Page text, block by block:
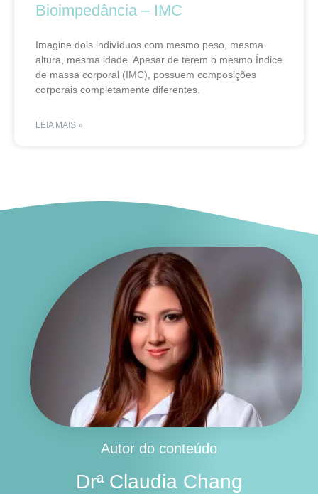
Bioimpedância – IMC
Imagine dois indivíduos com mesmo peso, mesma
altura, mesma idade. Apesar de terem o mesmo Índice
de massa corporal (IMC), possuem composições
corporais completamente diferentes.
LEIA MAIS »
Autor do conteúdo
Drª Claudia Chang